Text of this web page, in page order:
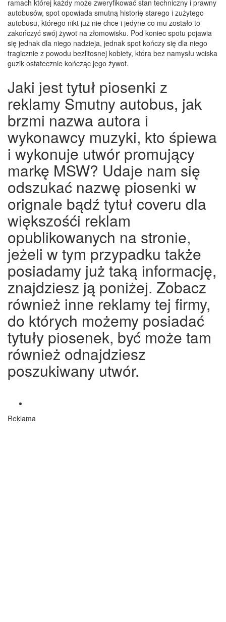
ramach której każdy może zweryfikować stan techniczny i prawny
autobusów, spot opowiada smutną historię starego i zużytego
autobusu, którego nikt już nie chce i jedyne co mu zostało to
zakończyć swój żywot na złomowisku. Pod koniec spotu pojawia
się jednak dla niego nadzieja, jednak spot kończy się dla niego
tragicznie z powodu bezlitosnej kobiety, która bez namysłu wciska
guzik ostatecznie kończąc jego żywot.
Jaki jest tytuł piosenki z
reklamy Smutny autobus, jak
brzmi nazwa autora i
wykonawcy muzyki, kto śpiewa
i wykonuje utwór promujący
markę MSW? Udaje nam się
odszukać nazwę piosenki w
orignale bądź tytuł coveru dla
większośći reklam
opublikowanych na stronie,
jeżeli w tym przypadku także
posiadamy już taką informację,
znajdziesz ją poniżej. Zobacz
również inne reklamy tej firmy,
do których możemy posiadać
tytuły piosenek, być może tam
również odnajdziesz
poszukiwany utwór.
Reklama